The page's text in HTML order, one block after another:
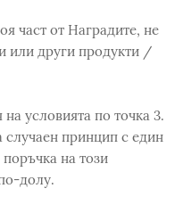
част от Наградите, не
или други продукти /
условията по точка 3.
случаен принцип с един
на този
долу.